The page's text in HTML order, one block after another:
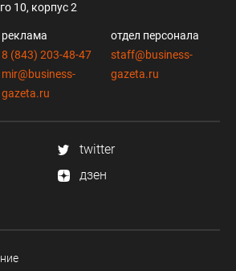
10, корпус 2
реклама
8 (843) 203-48-47
mir@business-
gazeta.ru
отдел персонала
staff@business-
gazeta.ru
twitter
дзен